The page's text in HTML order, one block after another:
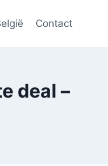
Contact
deal –